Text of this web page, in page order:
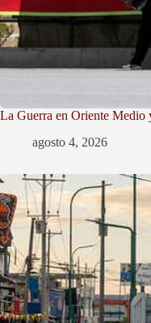
La Guerra en Oriente Medio
agosto 4, 2026